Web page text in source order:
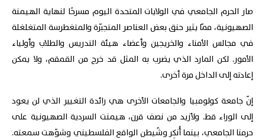
صار الحرم الجامعي في الولايات المتحدة اليوم مسرحًا لنهاية الهيمنة
الصهيونية، ممّا يثير حنق بعض العناصر المتجبّرة والمتغطرسة المتغلغلة
في مجالس الأمناء والخريجين وأعضاء هيئة التدريس والطلاب وأولياء
الأمور. لكن المارد الذي يضرب به المثل قد خرج من القمقم، ولا يمكن
إعادته إلى الداخل مرة أخرى.
إنّ جامعة كولومبيا والجامعات الأخرى هي رائدة التغيير الذي لن يعود
إلى الوراء قط. ولأزيد من نصف قرن، هيمنت السردية الصهيونية على
حرمنا الجامعي، بينما أُنكِر وشُيطن الواقع الفلسطيني وشوّهت سمعته.